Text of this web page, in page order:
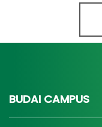
BUDAI CAMPUS